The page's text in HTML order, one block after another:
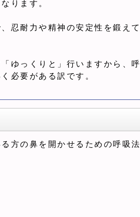
ります。
忍耐力や精神の安定性を鍛えて
ゆっくりと」行いますから、
必要がある訳です。
方の鼻を開かせるための呼吸